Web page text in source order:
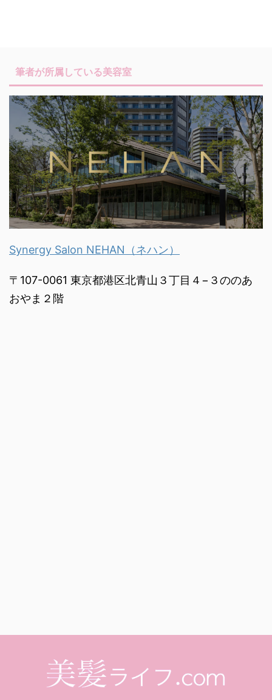
筆者が所属している美容室
Synergy Salon NEHAN（ネハン）
〒107-0061 東京都港区北青山３丁目４−３ののあ
おやま２階